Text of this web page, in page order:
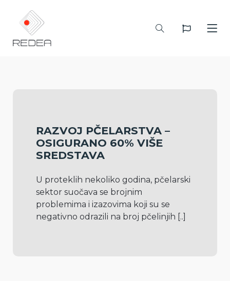
RAZVOJ PČELARSTVA –
OSIGURANO 60% VIŠE
SREDSTAVA
U proteklih nekoliko godina, pčelarski
sektor suočava se brojnim
problemima i izazovima koji su se
negativno odrazili na broj pčelinjih [..]